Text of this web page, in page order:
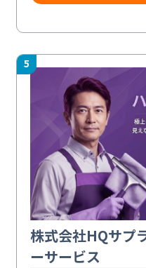
5
株式会社HQサプ
ーサービス